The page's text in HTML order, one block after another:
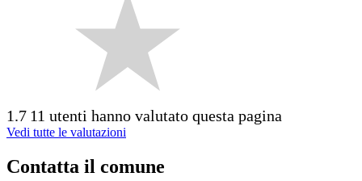
1.7 11 utenti hanno valutato questa pagina
Vedi tutte le valutazioni
Contatta il comune